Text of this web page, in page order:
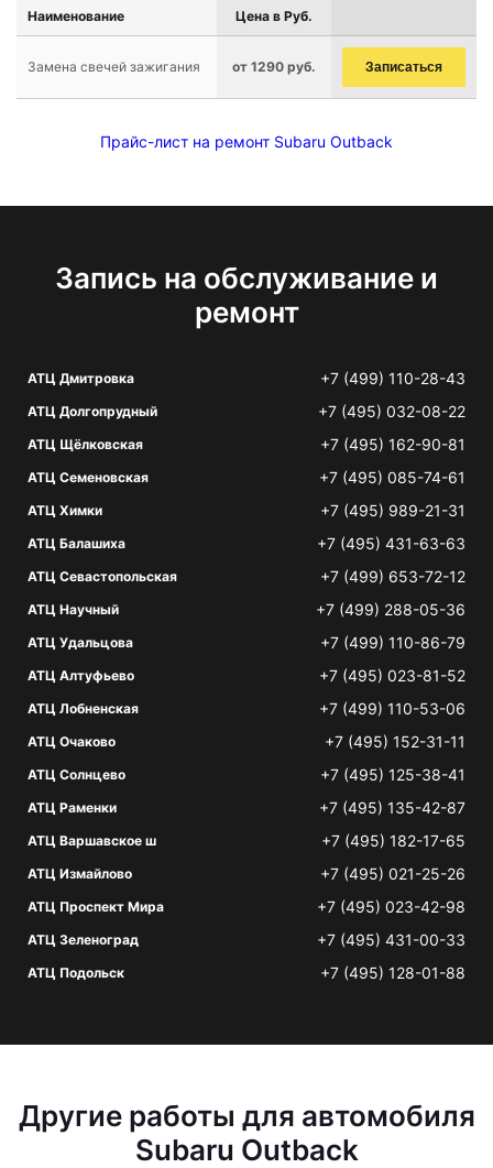
Наименование Цена в Руб.
Замена свечей зажигания от 1290 руб. Записаться
Прайс-лист на ремонт Subaru Outback
Запись на обслуживание и
ремонт
АТЦ Дмитровка +7 (499) 110-28-43
АТЦ Долгопрудный +7 (495) 032-08-22
АТЦ Щёлковская +7 (495) 162-90-81
АТЦ Семеновская +7 (495) 085-74-61
АТЦ Химки +7 (495) 989-21-31
АТЦ Балашиха +7 (495) 431-63-63
АТЦ Севастопольская +7 (499) 653-72-12
АТЦ Научный +7 (499) 288-05-36
АТЦ Удальцова +7 (499) 110-86-79
АТЦ Алтуфьево +7 (495) 023-81-52
АТЦ Лобненская +7 (499) 110-53-06
АТЦ Очаково +7 (495) 152-31-11
АТЦ Солнцево +7 (495) 125-38-41
АТЦ Раменки +7 (495) 135-42-87
АТЦ Варшавское ш +7 (495) 182-17-65
АТЦ Измайлово +7 (495) 021-25-26
АТЦ Проспект Мира +7 (495) 023-42-98
АТЦ Зеленоград +7 (495) 431-00-33
АТЦ Подольск +7 (495) 128-01-88
Другие работы для автомобиля
Subaru Outback